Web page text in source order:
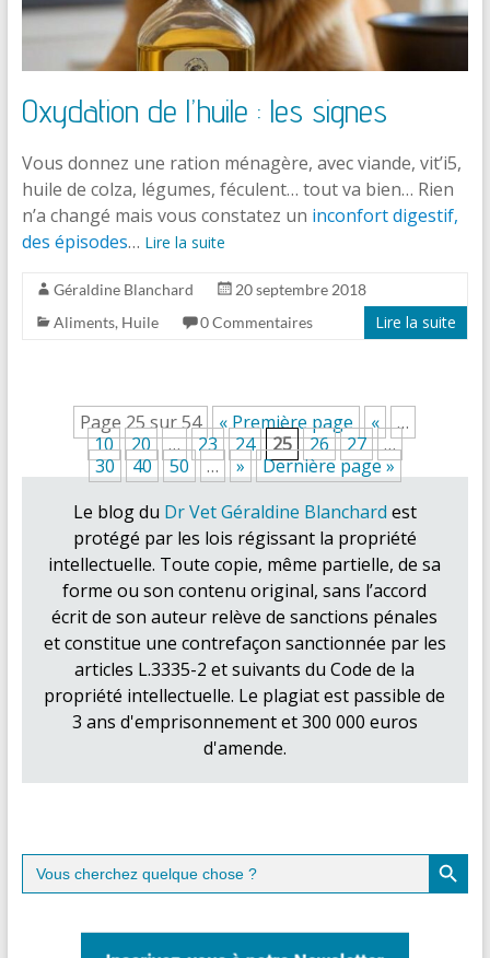
Oxydation de l’huile : les signes
Vous donnez une ration ménagère, avec viande, vit’i5,
huile de colza, légumes, féculent… tout va bien… Rien
n’a changé mais vous constatez un inconfort digestif,
des épisodes… Lire la suite
Géraldine Blanchard
20 septembre 2018
Aliments, Huile 0 Commentaires Lire la suite
Page 25 sur 54 « Première page «
…
10
20 … 23 24 25 26 27
…
30
40 50 … »
Dernière page »
Le blog du Dr Vet Géraldine Blanchard est
protégé par les lois régissant la propriété
intellectuelle. Toute copie, même partielle, de sa
forme ou son contenu original, sans l’accord
écrit de son auteur relève de sanctions pénales
et constitue une contrefaçon sanctionnée par les
articles L.3335-2 et suivants du Code de la
propriété intellectuelle. Le plagiat est passible de
3 ans d'emprisonnement et 300 000 euros
d'amende.
Search
for:
Search Button